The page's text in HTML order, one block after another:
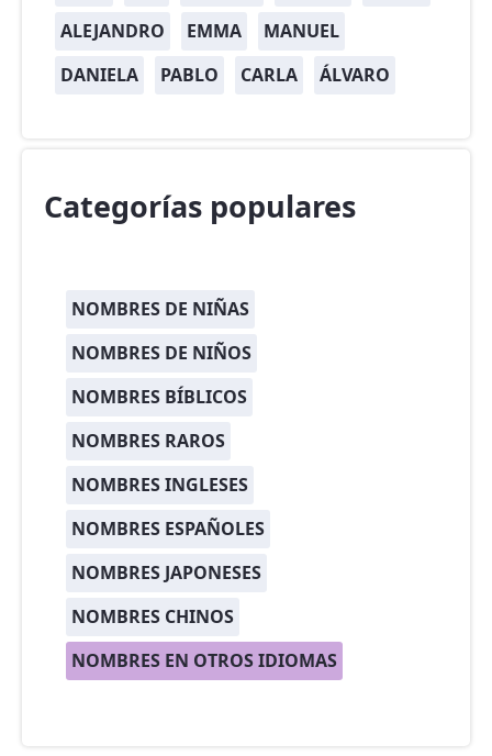
ALEJANDRO EMMA
MANUEL
DANIELA
PABLO CARLA ÁLVARO
Categorías populares
NOMBRES DE NIÑAS
NOMBRES DE NIÑOS
NOMBRES BÍBLICOS
NOMBRES RAROS
NOMBRES INGLESES
NOMBRES ESPAÑOLES
NOMBRES JAPONESES
NOMBRES CHINOS
NOMBRES EN OTROS IDIOMAS